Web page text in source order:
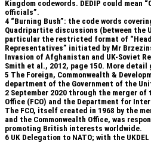
Kingdom codewords. DEDIP could mean
officials”.
4 “Burning Bush”: the code words
Quadripartite discussions (between the
particular the restricted format of
Representatives” initiated by Mr
Invasion of Afghanistan and UK-Soviet
Smith et al., 2012, page 150. More detail
5 The Foreign, Commonwealth &
department of the Government of the
2 September 2020 through the merger of
Office (FCO) and the Department for
The FCO, itself created in 1968 by the
and the Commonwealth Office, was
promoting British interests worldwide.
6 UK Delegation to NATO; with the